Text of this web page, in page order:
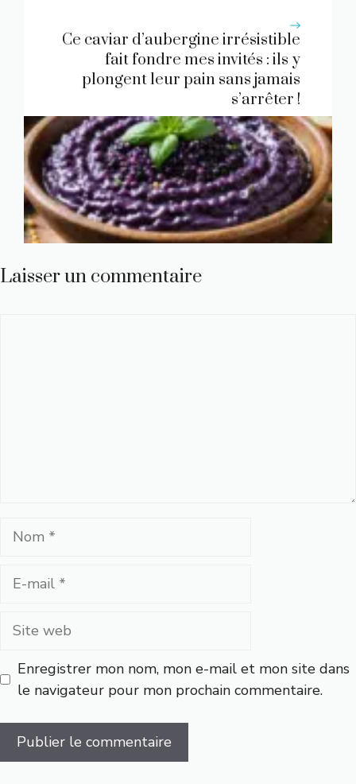
Ce caviar d’aubergine irrésistible
fait fondre mes invités : ils y
plongent leur pain sans jamais
s’arrêter !
Laisser un commentaire
Nom
Site
Enregistrer mon nom, mon e-mail et mon site dans
le navigateur pour mon prochain commentaire.